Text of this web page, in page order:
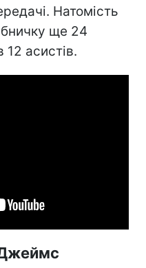
Натомість
ще 24
асистів.